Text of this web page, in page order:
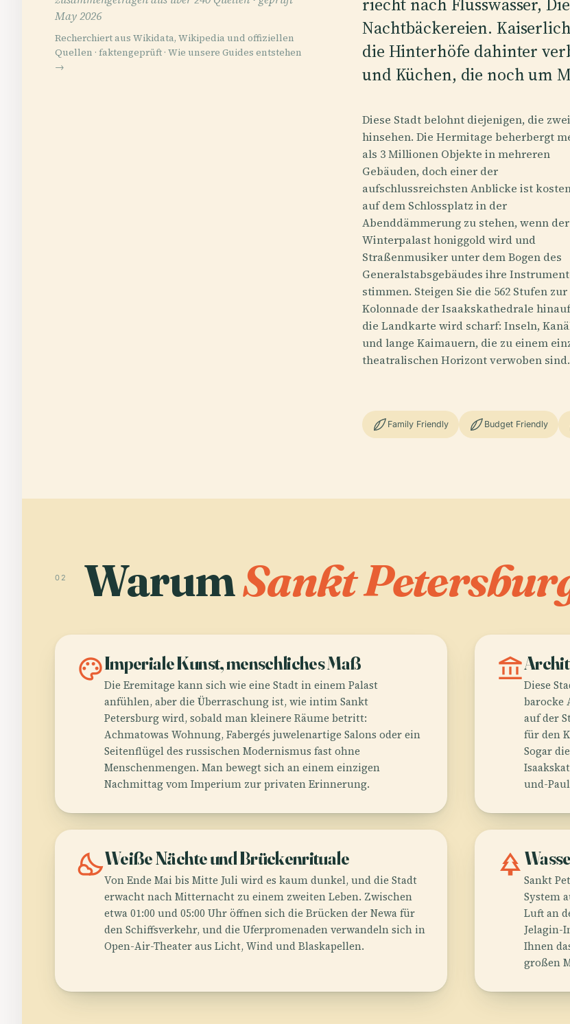
May 2026
Recherchiert aus Wikidata, Wikipedia und offiziellen
Quellen · faktengeprüft · Wie unsere Guides entstehen
→
Nachtbäckereien.
die Hinterhöfe dahinter
und Küchen, die noch um
Diese Stadt belohnt diejenigen, die
hinsehen. Die Hermitage beherbergt
als 3 Millionen Objekte in mehreren
Gebäuden, doch einer der
aufschlussreichsten Anblicke ist
auf dem Schlossplatz in der
Abenddämmerung zu stehen, wenn der
Winterpalast honiggold wird und
Straßenmusiker unter dem Bogen des
Generalstabsgebäudes ihre
stimmen. Steigen Sie die 562 Stufen zur
Kolonnade der Isaakskathedrale
die Landkarte wird scharf: Inseln,
und lange Kaimauern, die zu einem
theatralischen Horizont verwoben sind.
Family Friendly Budget Friendly
02 WarumSankt
paletteImperiale Kunst, menschliches Maß
Die Eremitage kann sich wie eine Stadt in einem Palast
anfühlen, aber die Überraschung ist, wie intim Sankt
Petersburg wird, sobald man kleinere Räume betritt:
Achmatowas Wohnung, Fabergés juwelenartige Salons oder ein
Seitenflügel des russischen Modernismus fast ohne
Menschenmengen. Man bewegt sich an einem einzigen
Nachmittag vom Imperium zur privaten Erinnerung.
account_balanceDiese
barocke
auf der
für den
Sogar
und-
nights_stayWeiße Nächte und Brückenrituale
Von Ende Mai bis Mitte Juli wird es kaum dunkel, und die Stadt
erwacht nach Mitternacht zu einem zweiten Leben. Zwischen
etwa 01:00 und 05:00 Uhr öffnen sich die Brücken der Newa für
den Schiffsverkehr, und die Uferpromenaden verwandeln sich in
Open-Air-Theater aus Licht, Wind und Blaskapellen.
park Sankt
System
Luft an
Jelagin-
Ihnen
großen